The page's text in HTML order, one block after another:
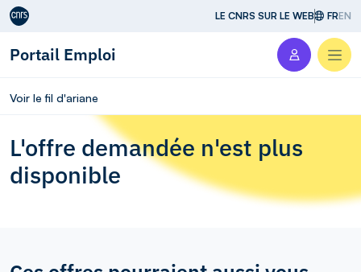
Aller au contenu LE CNRS SUR LE WEB FREN
Portail Emploi
Voir le fil d'ariane
L'offre demandée n'est plus
disponible